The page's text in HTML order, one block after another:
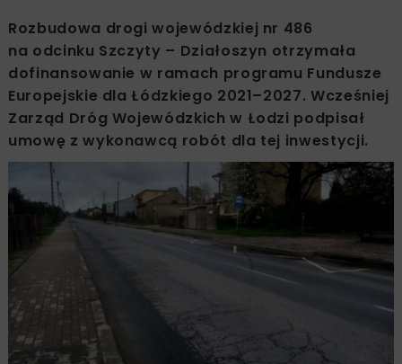
Rozbudowa drogi wojewódzkiej nr 486
na odcinku Szczyty – Działoszyn otrzymała
dofinansowanie w ramach programu Fundusze
Europejskie dla Łódzkiego 2021–2027. Wcześniej
Zarząd Dróg Wojewódzkich w Łodzi podpisał
umowę z wykonawcą robót dla tej inwestycji.